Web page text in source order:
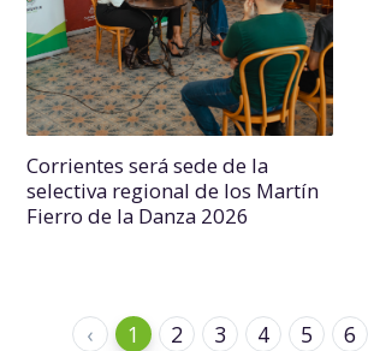
Corrientes será sede de la
selectiva regional de los Martín
Fierro de la Danza 2026
‹ 1 2 3 4 5 6